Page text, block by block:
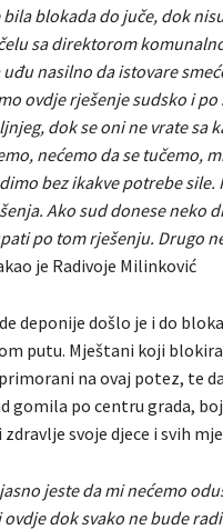
blokada do juče, dok
sa direktorom
nasilno da istovare
ovdje rješenje sudsko i
dok se oni ne vrate sa
nećemo da se tučemo,
bez ikakve potrebe sile.
Ako sud donese neko
po tom rješenju. Drugo
je Radivoje Milinković
deponije došlo je i do
putu. Mještani koji
na ovaj potez, te
gomila po centru grada,
svoje djece i svih
jeste da mi nećemo
dok svako ne bude